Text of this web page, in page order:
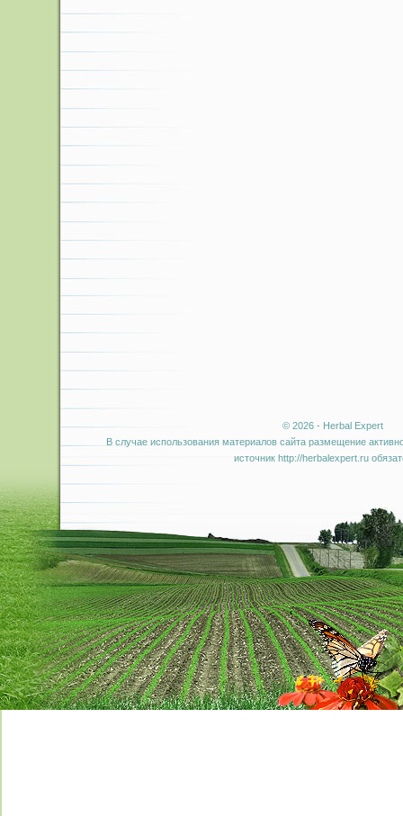
© 2026 - Herbal Expert
В случае использования материалов сайта размещение
источник http://herbalexpert.ru